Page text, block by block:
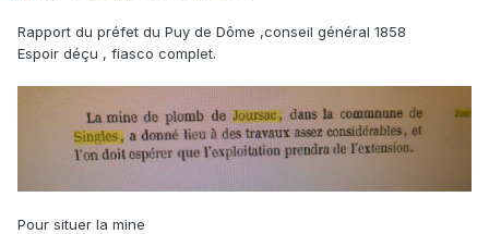
Rapport du préfet du Puy de Dôme ,conseil général 1858
Espoir déçu , fiasco complet.
Pour situer la mine